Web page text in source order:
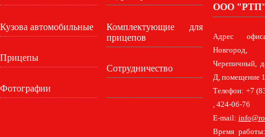
Кузова автомобильные
Прицепы
Фотографии
Комплектующие для
прицепов
Сотрудничество
ООО
Адрес
Черепичный,
Д, помещение
Телефон: +7
, 424-06-76
E-mail:
Время